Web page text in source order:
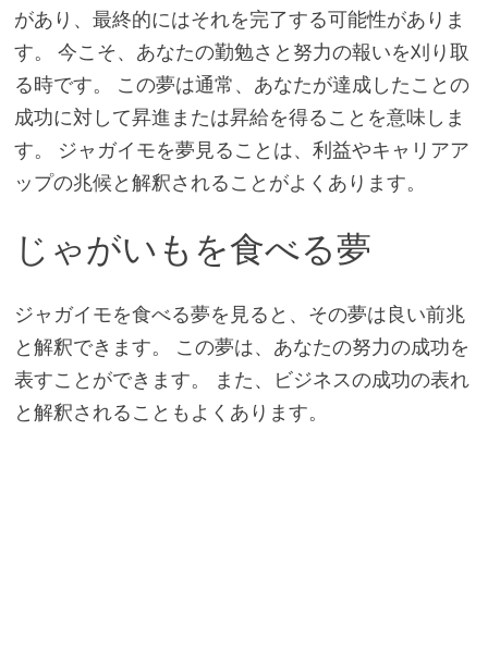
があり、最終的にはそれを完了する可能性がありま
す。 今こそ、あなたの勤勉さと努力の報いを刈り取
る時です。 この夢は通常、あなたが達成したことの
成功に対して昇進または昇給を得ることを意味しま
す。 ジャガイモを夢見ることは、利益やキャリアア
ップの兆候と解釈されることがよくあります。
じゃがいもを食べる夢
ジャガイモを食べる夢を見ると、その夢は良い前兆
と解釈できます。 この夢は、あなたの努力の成功を
表すことができます。 また、ビジネスの成功の表れ
と解釈されることもよくあります。